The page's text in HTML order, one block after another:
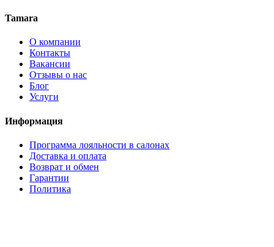
Tamara
О компании
Контакты
Вакансии
Отзывы о нас
Блог
Услуги
Информация
Программа лояльности в салонах
Доставка и оплата
Возврат и обмен
Гарантии
Политика